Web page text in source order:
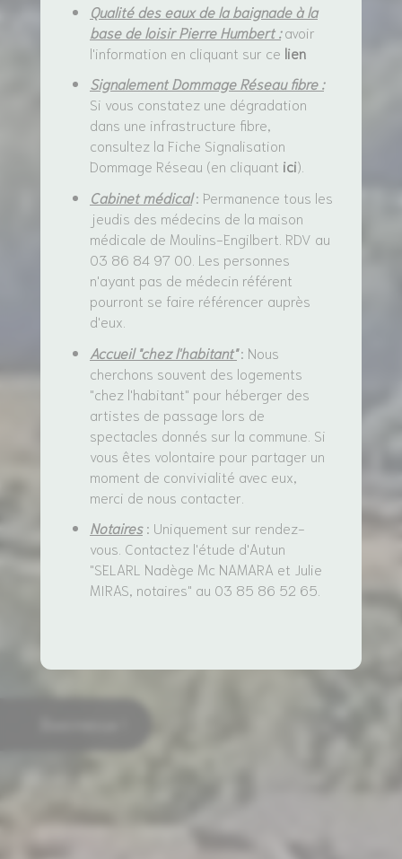
Qualité des eaux de la baignade à la
base de loisir Pierre Humbert :avoir
l'information en cliquant sur ce lien
Signalement Dommage Réseau fibre :
Si vous constatez une dégradation
dans une infrastructure fibre,
consultez la Fiche Signalisation
Dommage Réseau (en cliquant ici).
Cabinet médical: Permanence tous les
jeudis des médecins de la maison
médicale de Moulins-Engilbert. RDV au
03 86 84 97 00. Les personnes
n'ayant pas de médecin référent
pourront se faire référencer auprès
d'eux.
Accueil "chez l'habitant": Nous
cherchons souvent des logements
"chez l'habitant" pour héberger des
artistes de passage lors de
spectacles donnés sur la commune. Si
vous êtes volontaire pour partager un
moment de convivialité avec eux,
merci de nous contacter.
Notaires: Uniquement sur rendez-
vous. Contactez l'étude d'Autun
"SELARL Nadège Mc NAMARA et Julie
MIRAS, notaires" au 03 85 86 52 65. ​​​​​​​